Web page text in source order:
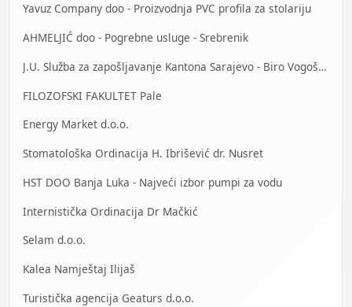
Yavuz Company doo - Proizvodnja PVC profila za stolariju
AHMELJIĆ doo - Pogrebne usluge - Srebrenik
J.U. Služba za zapošljavanje Kantona Sarajevo - Biro Vogošća
FILOZOFSKI FAKULTET Pale
Energy Market d.o.o.
Stomatološka Ordinacija H. Ibrišević dr. Nusret
HST DOO Banja Luka - Najveći izbor pumpi za vodu
Internistička Ordinacija Dr Mačkić
Selam d.o.o.
Kalea Namještaj Ilijaš
Turistička agencija Geaturs d.o.o.